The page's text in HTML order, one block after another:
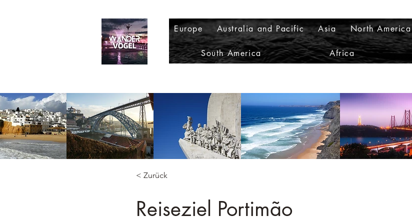
Europe Australia and Pacific Asia North America
South America Africa
< Zurück
Reiseziel Portimão